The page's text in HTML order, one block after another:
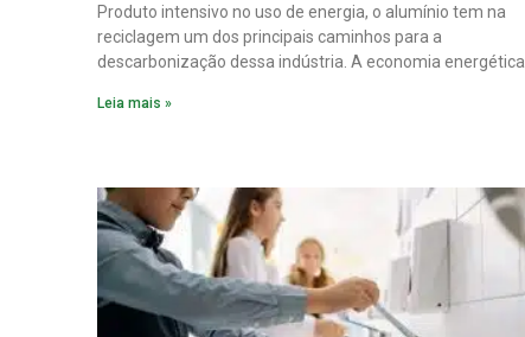
Produto intensivo no uso de energia, o alumínio tem na
reciclagem um dos principais caminhos para a
descarbonização dessa indústria. A economia energética
material. A produção de um alumínio mais limpo, no
chinês pela matéria-prima.
Leia mais »